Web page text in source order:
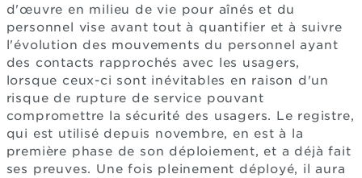
d'œuvre en milieu de vie pour aînés et du
personnel vise avant tout à quantifier et à suivre
l'évolution des mouvements du personnel ayant
des contacts rapprochés avec les usagers,
lorsque ceux-ci sont inévitables en raison d'un
risque de rupture de service pouvant
compromettre la sécurité des usagers. Le registre,
qui est utilisé depuis novembre, en est à la
première phase de son déploiement, et a déjà fait
ses preuves. Une fois pleinement déployé, il aura